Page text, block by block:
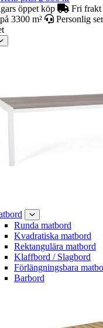
öppet köp
Fri frakt
3300 m²
Personlig
Runda matbord
Kvadratiska matbord
Rektangulära matbord
Klaffbord / Slagbord
Förlängningsbara
Barbord